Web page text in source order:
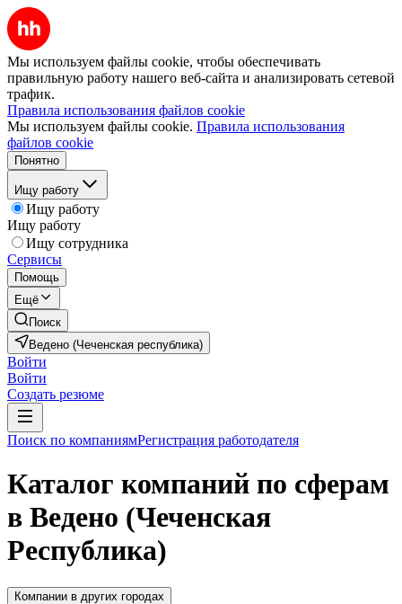
Мы используем файлы cookie, чтобы обеспечивать
правильную работу нашего веб-сайта и анализировать сетевой
трафик.
Правила использования файлов cookie
Мы используем файлы cookie. Правила использования
файлов cookie
Понятно
Ищу работу
Ищу работу
Ищу работу
Ищу сотрудника
Сервисы
Помощь
Ещё
Поиск
Ведено (Чеченская республика)
Войти
Войти
Создать резюме
Поиск по компаниямРегистрация работодателя
Каталог компаний по сферам
в Ведено (Чеченская
Республика)
Компании в других городах